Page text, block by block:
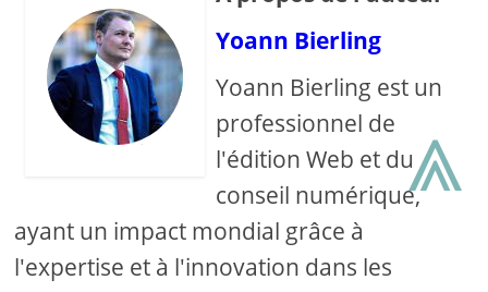
Yoann Bierling
Yoann Bierling est un
professionnel de
l'édition Web et du
conseil numérique,
ayant un impact mondial grâce à
l'expertise et à l'innovation dans les
⩓